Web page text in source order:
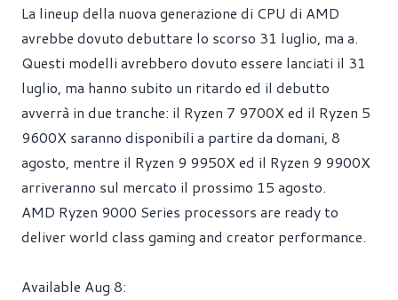
La lineup della nuova generazione di CPU di AMD
avrebbe dovuto debuttare lo scorso 31 luglio, ma a.
Questi modelli avrebbero dovuto essere lanciati il 31
luglio, ma hanno subito un ritardo ed il debutto
avverrà in due tranche: il Ryzen 7 9700X ed il Ryzen 5
9600X saranno disponibili a partire da domani, 8
agosto, mentre il Ryzen 9 9950X ed il Ryzen 9 9900X
arriveranno sul mercato il prossimo 15 agosto.
AMD Ryzen 9000 Series processors are ready to
deliver world class gaming and creator performance.
Available Aug 8: